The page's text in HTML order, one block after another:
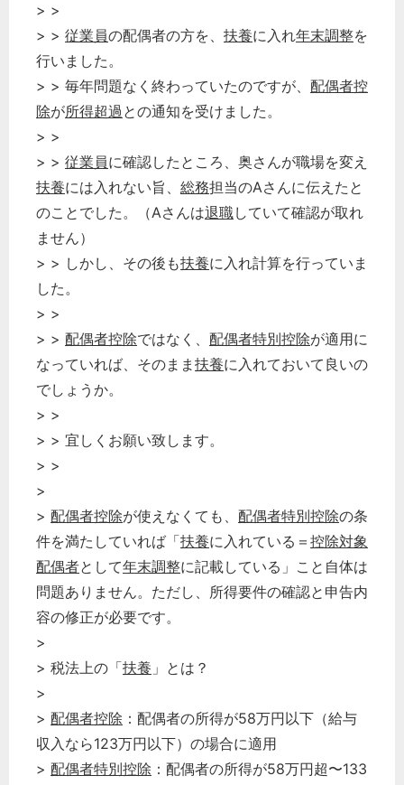
> >
> > 従業員の配偶者の方を、 扶養に入れ年末調整を
行いました。
> > 毎年問題なく終わっていたのですが、 配偶者控
除が所得超過 との通知を受けました。
> >
> > 従業員に確認したところ、奥さんが職場を変え
扶養には入れない旨、 総務担当のAさんに伝えたと
のことでした。（Aさんは退職していて確認が取れ
ません）
> > しかし、その後も扶養に入れ計算を行っていま
した。
> >
> > 配偶者控除ではなく、 配偶者特別控除が適用に
なっていれば、そのまま 扶養に入れておいて良いの
でしょうか。
> >
> > 宜しくお願い致します。
> >
>
> 配偶者控除が使えなくても、 配偶者特別控除の条
件を満たしていれば「扶養に入れている＝ 控除対象
配偶者として年末調整に記載している」こと自体は
問題ありません。ただし、所得要件の確認と申告内
容の修正が必要です。
>
> 税法上の「扶養 」とは？
>
> 配偶者控除 ：配偶者の所得が58万円以下（給与
収入なら123万円以下）の場合に適用
> 配偶者特別控除 ：配偶者の所得が58万円超〜133